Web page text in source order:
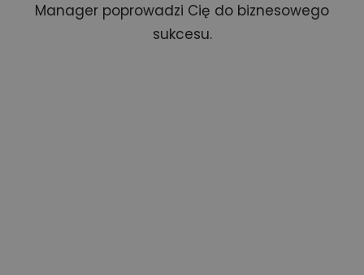
Manager poprowadzi Cię do biznesowego
sukcesu.